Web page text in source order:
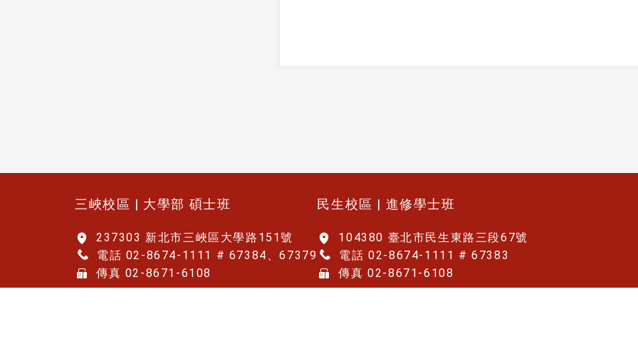
三峽校區 | 大學部 碩士班
237303 新北市三峽區大學路151號
電話 02-8674-1111 # 67384、67379
傳真 02-8671-6108
民生校區 | 進修學士班
104380 臺北市民生東路三段67號
電話 02-8674-1111 # 67383
傳真 02-8671-6108